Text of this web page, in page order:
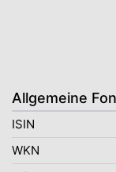
Allgemeine
ISIN
WKN